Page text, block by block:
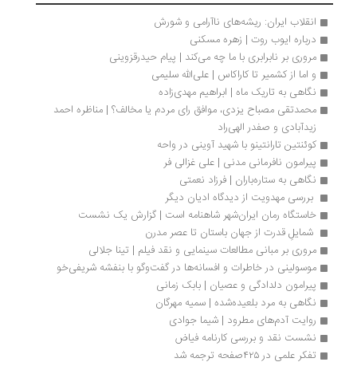
انقلاب ایران: ریشه‌های ناآرامی و شورش
درباره ایوب روت | زهره مسکنی
مروری بر نابرابری با ما چه می‌کند | پیام حیدرقزوینی
و اما از کشمیر تا کاراکاس | علی‌الله سلیمی
نگاهی به تاریک ماه | ابراهیم مهدی‌زاده
محمدتقی مصباح یزدی، موافق رای مردم یا مخالف؟ | مناظره احمد
زیدآبادی و صفدر الهی‏‌راد
کوئنتین تارانتینو با شهید آوینی در واحه
پیرامون نافرمانی مدنی | علی غزالی فر
نگاهی به ستاره‌‏باران | فرزاد نعمتی
بررسی مهدویت از دیدگاه ادیان دیگر
خاستگاه‌ رمان ایران‌شهر شاهنامه است | گزارش یک نشست
شمایلِ قدرت از جهان باستان تا عصر مدرن
مروری بر مبانی مطالعات سینمایی و نقد فیلم | تینا جلالی
موسولینی در خاطرات و افسانه‌ها در گفت‌وگو با بنفشه شریفی‌خو
پیرامون دلدادگی و عصیان | بابک زمانی
نگاهی به مرد بلعیده‌شده | سمیه مهرگان
روایت آدم‌های مطرود | شیما جوادی
نشست نقد و بررسی کارنامه فیاض
تفکر علمی در ۴۲۵صفحه ترجمه شد